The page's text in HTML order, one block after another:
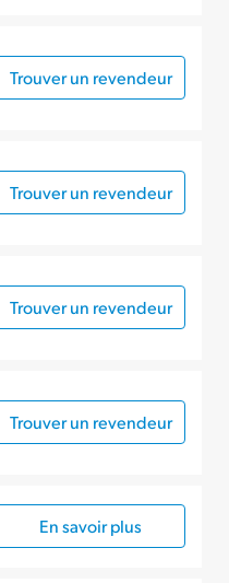
Trouver un revendeur
Trouver un revendeur
Trouver un revendeur
Trouver un revendeur
En savoir plus